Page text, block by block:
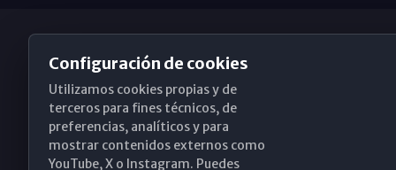
Obispado de Málaga
Santa María, 18-20. 29015 Málaga
Configuración de cookies
Utilizamos cookies propias y de
terceros para fines técnicos, de
preferencias, analíticos y para
mostrar contenidos externos como
YouTube, X o Instagram. Puedes